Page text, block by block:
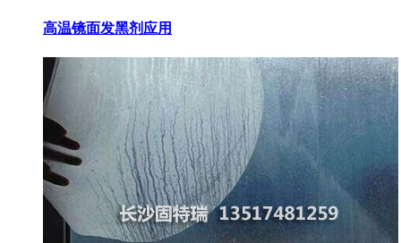
高温镜面发黑剂应用